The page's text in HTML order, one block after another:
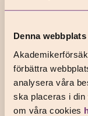
Denna
förbättra
analysera våra
ska placeras i din
om våra cookies